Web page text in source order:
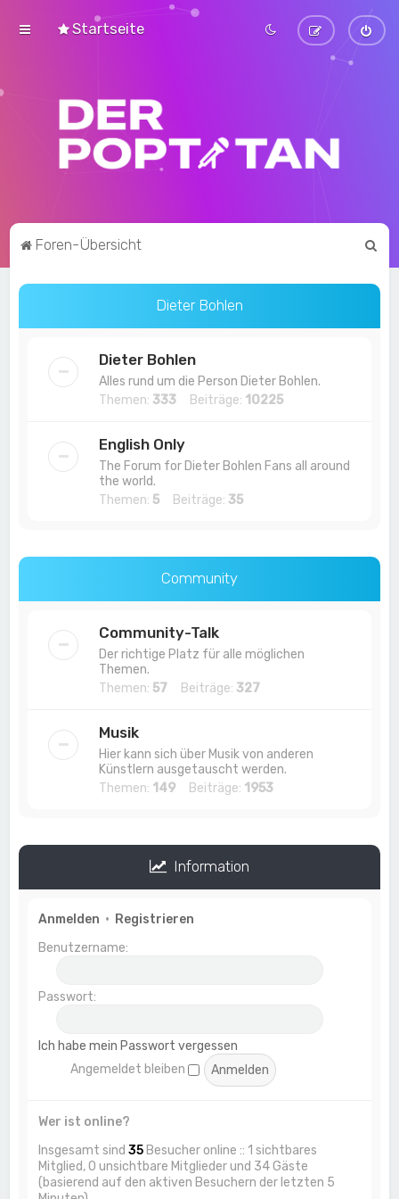
Startseite
Foren-Übersicht
c
Dieter Bohlen
Dieter Bohlen
Alles rund um die Person Dieter Bohlen.
Themen: 333 Beiträge: 10225
English Only
The Forum for Dieter Bohlen Fans all around
the world.
Themen: 5 Beiträge: 35
Community
Community-Talk
Der richtige Platz für alle möglichen
Themen.
Themen: 57 Beiträge: 327
Musik
Hier kann sich über Musik von anderen
Künstlern ausgetauscht werden.
Themen: 149 Beiträge: 1953
Information
Anmelden • Registrieren
Benutzername:
Passwort:
Ich habe mein Passwort vergessen
Angemeldet bleiben
Wer ist online?
Insgesamt sind35 Besucher online :: 1 sichtbares
Mitglied, 0 unsichtbare Mitglieder und 34 Gäste
(basierend auf den aktiven Besuchern der letzten 5